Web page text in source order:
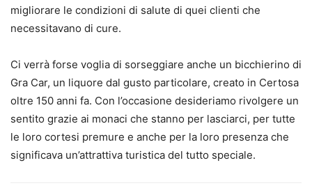
migliorare le condizioni di salute di quei clienti che
necessitavano di cure.
Ci verrà forse voglia di sorseggiare anche un bicchierino di
Gra Car, un liquore dal gusto particolare, creato in Certosa
oltre 150 anni fa. Con l’occasione desideriamo rivolgere un
sentito grazie ai monaci che stanno per lasciarci, per tutte
le loro cortesi premure e anche per la loro presenza che
significava un’attrattiva turistica del tutto speciale.